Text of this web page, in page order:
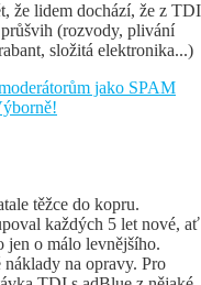
že lidem dochází, že z TDI
(rozvody, plivání
složitá elektronika...)
jako SPAM
těžce do kopru.
každých 5 let nové, ať
jen o málo levnějšího.
na opravy. Pro